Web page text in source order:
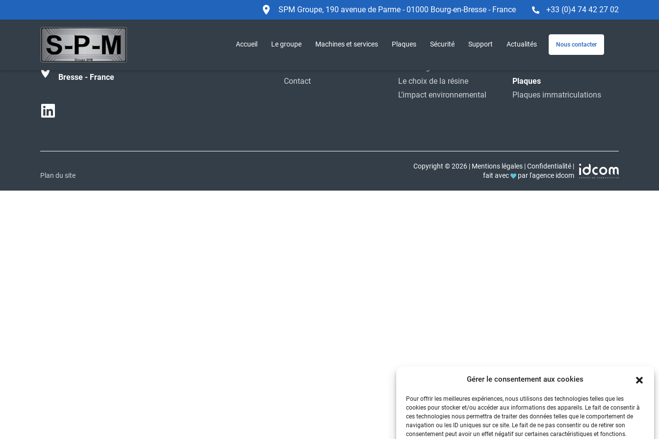
Gérer le consentement aux cookies
Pour offrir les meilleures expériences, nous utilisons des technologies telles que les
cookies pour stocker et/ou accéder aux informations des appareils. Le fait de consentir à
ces technologies nous permettra de traiter des données telles que le comportement de
navigation ou les ID uniques sur ce site. Le fait de ne pas consentir ou de retirer son
consentement peut avoir un effet négatif sur certaines caractéristiques et fonctions.
SPM Groupe, 190 avenue de Parme - 01000 Bourg-en-Bresse - France +33 (0)4 74 42 27 02
Accueil Le groupe Machines et services Plaques Sécurité Support Actualités Nous contacter
Tél :+33 (0)4 74 42 27 02
contact@spm-groupe.com
190 avenue de Parme - 01000 Bourg-en-
Bresse - France
Contact
SPM Groupe
Le choix de la résine
L’impact environnemental
Machines
Plaques
Plaques immatriculations
Plan du site
Copyright © 2026 | Mentions légales |Confidentialité |
fait avec
par l'agence idcom